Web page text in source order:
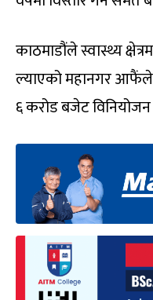
काठमाडौंले स्वास्थ्य
ल्याएको महानगर आफैंले
६ करोड बजेट विनियोजन